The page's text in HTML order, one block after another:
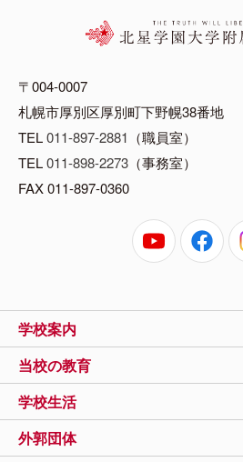
〒004-0007
札幌市厚別区厚別町下野幌38番地
TEL011-897-2881 （職員室）
TEL011-898-2273 （事務室）
FAX 011-897-0360
学校案内
当校の教育
学校生活
外郭団体